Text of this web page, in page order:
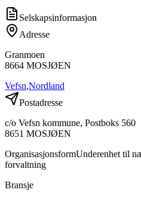
Selskapsinformasjon
Adresse
Granmoen
8664 MOSJØEN
Vefsn,Nordland
Postadresse
c/o Vefsn kommune, Postboks 560
8651 MOSJØEN
OrganisasjonsformUnderenhet til
forvaltning
Bransje